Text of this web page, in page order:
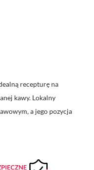
recepturę na
kawy. Lokalny
a jego pozycja